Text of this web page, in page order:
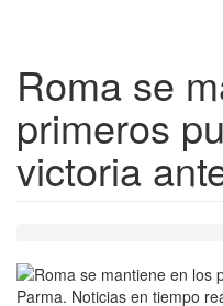
Roma se
primeros
victoria